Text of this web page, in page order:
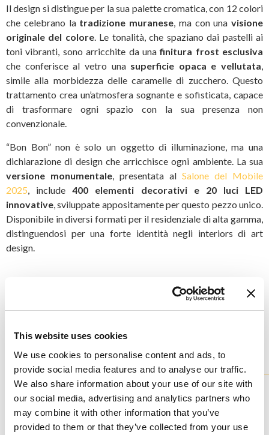
This website uses cookies
We use cookies to personalise content and ads, to
provide social media features and to analyse our traffic.
We also share information about your use of our site with
our social media, advertising and analytics partners who
may combine it with other information that you’ve
provided to them or that they’ve collected from your use
Il design si distingue per la sua palette cromatica, con 12 colori
che celebrano la tradizione muranese, ma con una visione
originale del colore. Le tonalità, che spaziano dai pastelli ai
toni vibranti, sono arricchite da unafinitura frost esclusiva
che conferisce al vetro una superficie opaca e vellutata,
simile alla morbidezza delle caramelle di zucchero. Questo
trattamento crea un’atmosfera sognante e sofisticata, capace
di trasformare ogni spazio con la sua presenza non
convenzionale.
“Bon Bon” non è solo un oggetto di illuminazione, ma una
dichiarazione di design che arricchisce ogni ambiente. La sua
versione monumentale , presentata al Salone del Mobile
2025 , include400 elementi decorativi e 20 luci LED
innovative , sviluppate appositamente per questo pezzo unico.
Disponibile in diversi formati per il residenziale di alta gamma,
distinguendosi per una forte identità negli interiors di art
design.
Ascolta la playlist dedicata
Modellidella collezione
Tutti i nostri lampadari sono disponibili in diverse varianti e
pienamente personalizzabili.
SR0888-6+8+6